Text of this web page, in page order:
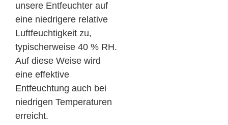
unsere Entfeuchter auf
eine niedrigere relative
Luftfeuchtigkeit zu,
typischerweise 40 % RH.
Auf diese Weise wird
eine effektive
Entfeuchtung auch bei
niedrigen Temperaturen
erreicht.